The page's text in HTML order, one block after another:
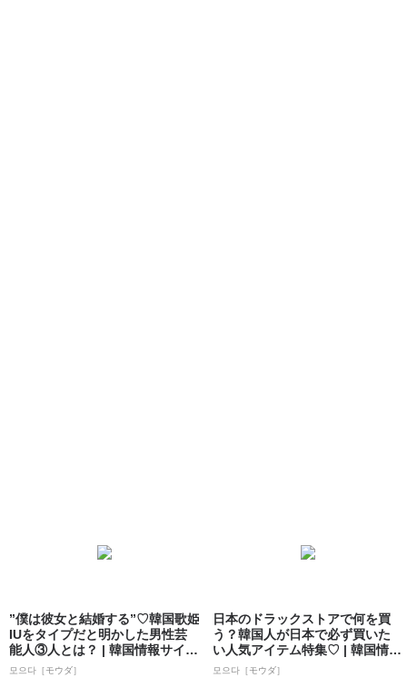
”僕は彼女と結婚する”♡韓国歌姫
IUをタイプだと明かした男性芸
能人③人とは？ | 韓国情報サイト
...
모으다［モウダ］
日本のドラックストアで何を買
う？韓国人が日本で必ず買いた
い人気アイテム特集♡ | 韓国情報
サイト ...
모으다［モウダ］